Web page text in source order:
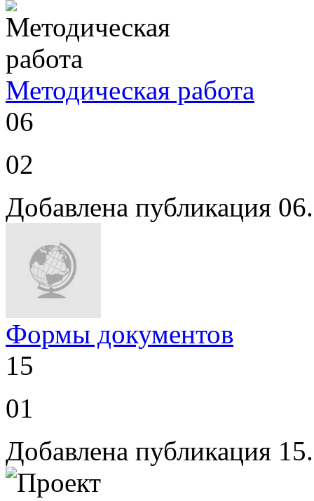
Методическая работа
06
02
Добавлена публикация
Формы документов
15
01
Добавлена публикация